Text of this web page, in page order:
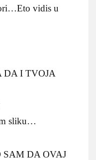
vidis u
I TVOJA
sliku…
DA OVAJ